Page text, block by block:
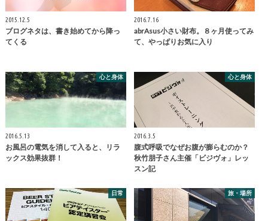
2015.12.5
ブログネタは、書き始めてから降っ
てくる
2016.7.16
abrAsus小さい財布。８ヶ月使ってみ
て、やっぱりお気に入り
心と身体
2016.5.13
お風呂の電気を消して入ると、リラ
ックス効果抜群！
心と身体
2016.3.5
腹式呼吸でなぜお腹が膨らむのか？
秋竹朋子さん主催「ビジヴォ」レッ
スン記
日常 旅・場所